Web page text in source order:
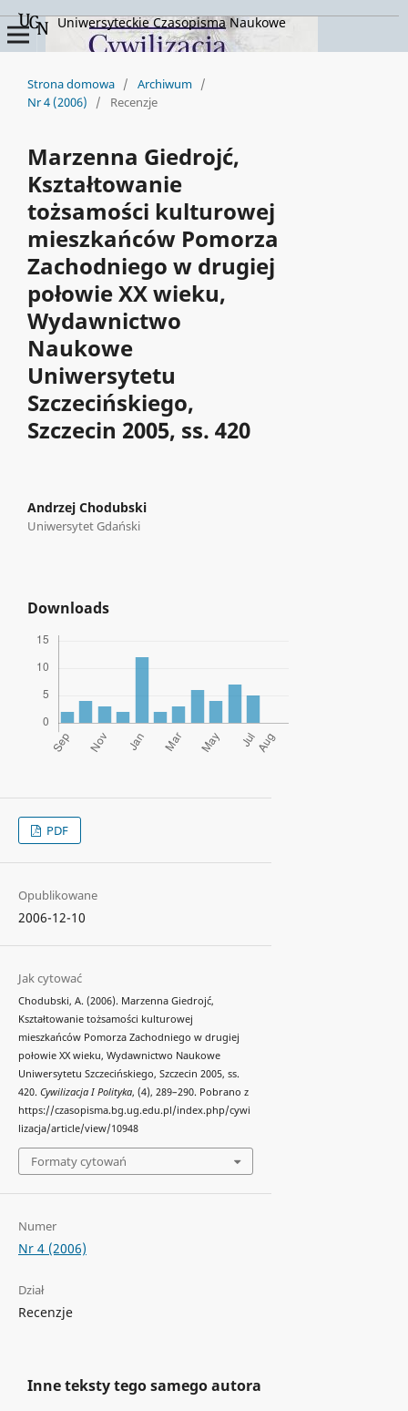
Uniwersyteckie Czasopisma Naukowe
Strona domowa / Archiwum /
Nr 4 (2006)
/ Recenzje
Marzenna Giedrojć,
Kształtowanie
tożsamości kulturowej
mieszkańców Pomorza
Zachodniego w drugiej
połowie XX wieku,
Wydawnictwo
Naukowe
Uniwersytetu
Szczecińskiego,
Szczecin 2005, ss. 420
Andrzej Chodubski
Uniwersytet Gdański
Downloads
PDF
Opublikowane
2006-12-10
Jak cytować
Chodubski, A. (2006). Marzenna Giedrojć,
Kształtowanie tożsamości kulturowej
mieszkańców Pomorza Zachodniego w drugiej
połowie XX wieku, Wydawnictwo Naukowe
Uniwersytetu Szczecińskiego, Szczecin 2005, ss.
420. Cywilizacja I Polityka, (4), 289–290. Pobrano z
https://czasopisma.bg.ug.edu.pl/index.php/cywi
lizacja/article/view/10948
Formaty cytowań
Numer
Nr 4 (2006)
Dział
Recenzje
Inne teksty tego samego autora